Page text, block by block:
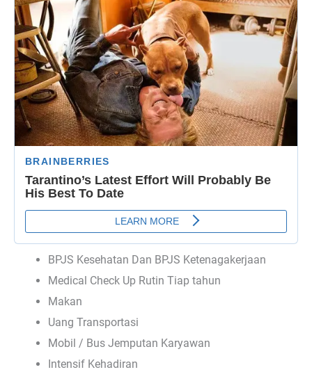
BPJS Kesehatan Dan BPJS Ketenagakerjaan
Medical Check Up Rutin Tiap tahun
Makan
Uang Transportasi
Mobil / Bus Jemputan Karyawan
Intensif Kehadiran